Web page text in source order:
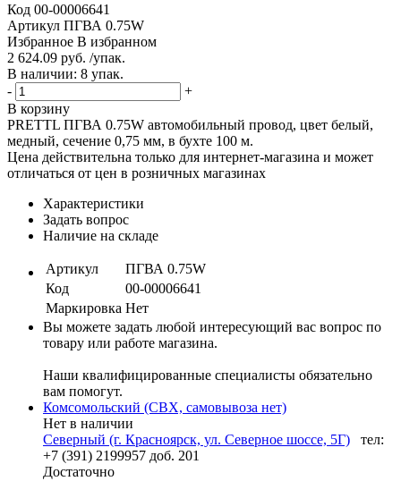
Код 00-00006641
Артикул ПГВА 0.75W
Избранное В избранном
2 624.09 руб. /упак.
В наличии: 8 упак.
-
+
В корзину
PRETTL ПГВА 0.75W автомобильный провод, цвет белый,
медный, сечение 0,75 мм, в бухте 100 м.
Цена действительна только для интернет-магазина и может
отличаться от цен в розничных магазинах
Характеристики
Задать вопрос
Наличие на складе
Артикул
ПГВА 0.75W
Код
00-00006641
Маркировка Нет
Вы можете задать любой интересующий вас вопрос по
товару или работе магазина.
Наши квалифицированные специалисты обязательно
вам помогут.
Комсомольский (СВХ, самовывоза нет)
Нет в наличии
Северный (г. Красноярск, ул. Северное шоссе, 5Г)
тел:
+7 (391) 2199957 доб. 201
Достаточно